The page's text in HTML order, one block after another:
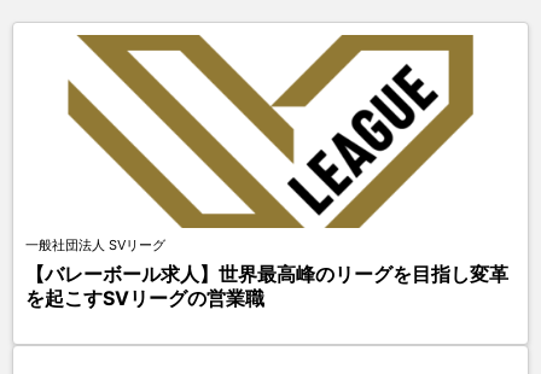
一般社団法人 SVリーグ
【バレーボール求人】世界最高峰のリーグを目指し変革
を起こすSVリーグの営業職